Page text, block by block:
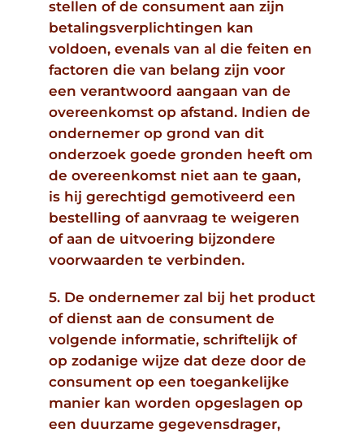
stellen of de consument aan zijn
betalingsverplichtingen kan
voldoen, evenals van al die feiten en
factoren die van belang zijn voor
een verantwoord aangaan van de
overeenkomst op afstand. Indien de
ondernemer op grond van dit
onderzoek goede gronden heeft om
de overeenkomst niet aan te gaan,
is hij gerechtigd gemotiveerd een
bestelling of aanvraag te weigeren
of aan de uitvoering bijzondere
voorwaarden te verbinden.
5. De ondernemer zal bij het product
of dienst aan de consument de
volgende informatie, schriftelijk of
op zodanige wijze dat deze door de
consument op een toegankelijke
manier kan worden opgeslagen op
een duurzame gegevensdrager,